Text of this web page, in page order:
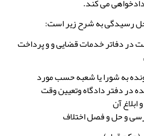
رسیدگی به شرح زیر است:
در دفاتر خدمات قضایی و و پرداخت
به شورا یا شعبه حسب مورد
در دفتر دادگاه وتعیین وقت
آن